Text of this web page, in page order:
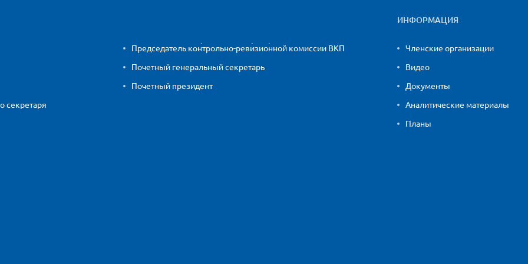
секретаря
Председатель контрольно-ревизионной комиссии ВКП
Почетный генеральный секретарь
Почетный президент
ИНФОРМАЦИЯ
Членские организации
Видео
Документы
Аналитические материалы
Планы